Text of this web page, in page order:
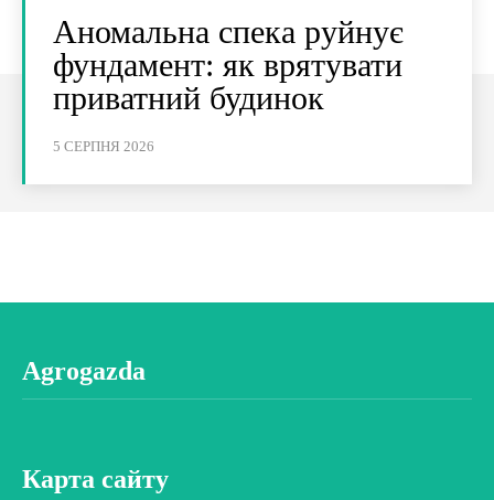
Аномальна спека руйнує
фундамент: як врятувати
приватний будинок
5 СЕРПНЯ 2026
Agrogazda
Карта сайту